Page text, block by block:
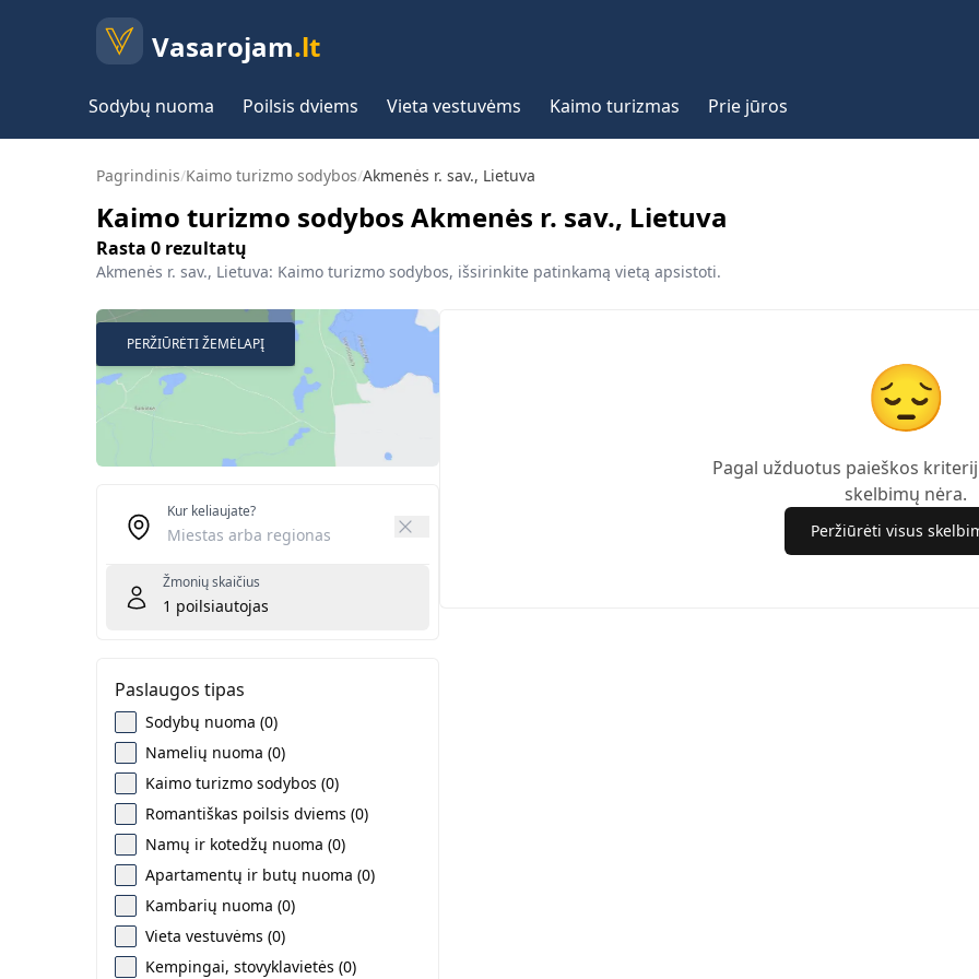
Vasarojam.lt
Sodybų nuoma Poilsis dviems Vieta vestuvėms Kaimo turizmas Prie jūros
Pagrindinis/Kaimo turizmo sodybos/Akmenės r. sav., Lietuva
Kaimo turizmo sodybos Akmenės r. sav., Lietuva
Rasta 0 rezultatų
Akmenės r. sav., Lietuva: Kaimo turizmo sodybos, išsirinkite patinkamą vietą apsistoti.
PERŽIŪRĖTI ŽEMĖLAPĮ
Kur keliaujate?
Žmonių skaičius
1 poilsiautojas
Paslaugos tipas
Sodybų nuoma (0)
Namelių nuoma (0)
Kaimo turizmo sodybos (0)
Romantiškas poilsis dviems (0)
Namų ir kotedžų nuoma (0)
Apartamentų ir butų nuoma (0)
Kambarių nuoma (0)
Vieta vestuvėms (0)
Kempingai, stovyklavietės (0)
😔
Pagal užduotus paieškos
skelbimų nėra.
Peržiūrėti visus